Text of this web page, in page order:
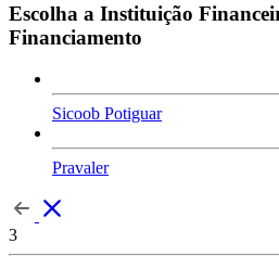
Escolha a Instituição
Financiamento
Sicoob Potiguar
Pravaler
3